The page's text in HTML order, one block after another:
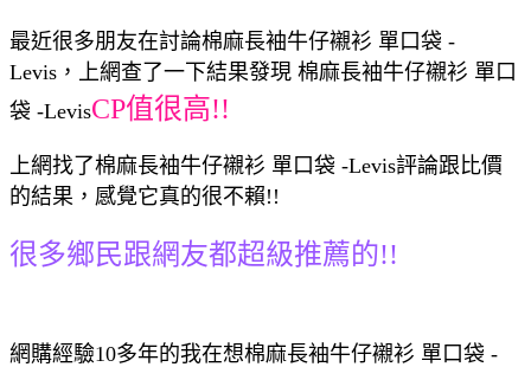
最近很多朋友在討論棉麻長袖牛仔襯衫 單口袋 -
Levis，上網查了一下結果發現 棉麻長袖牛仔襯衫 單口
袋 -LevisCP值很高!!
上網找了棉麻長袖牛仔襯衫 單口袋 -Levis評論跟比價
的結果，感覺它真的很不賴!!
很多鄉民跟網友都超級推薦的!!
網購經驗10多年的我在想棉麻長袖牛仔襯衫 單口袋 -